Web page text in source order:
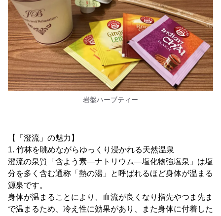
岩盤ハーブティー
【「澄流」の魅力】
1. 竹林を眺めながらゆっくり浸かれる天然温泉
澄流の泉質「含よう素―ナトリウム―塩化物強塩泉」は塩
分を多く含む通称「熱の湯」と呼ばれるほど身体が温まる
源泉です。
身体が温まることにより、血流が良くなり指先やつま先ま
で温まるため、冷え性に効果があり、また身体に付着した